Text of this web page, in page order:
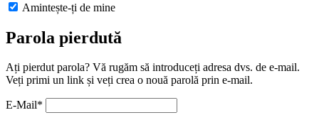
Amintește-ți de mine
Parola pierdută
Ați pierdut parola? Vă rugăm să introduceți adresa dvs. de e-mail.
Veți primi un link și veți crea o nouă parolă prin e-mail.
E-Mail*